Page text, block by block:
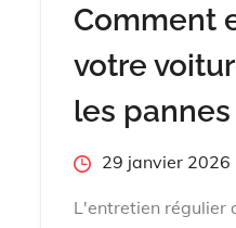
Comment
votre
les
Posted29 janvier 2026
L'entretien régulier